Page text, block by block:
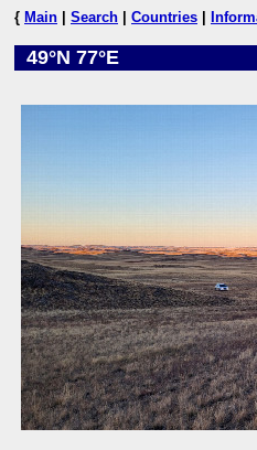
{ Main Search Countries
49°N 77°E